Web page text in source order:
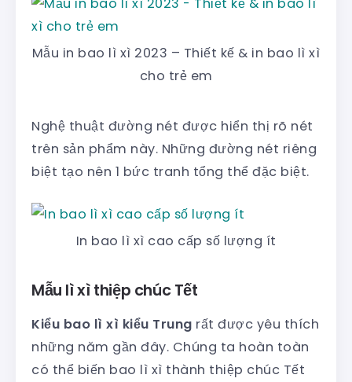
Mẫu in bao lì xì 2023 – Thiết kế & in bao lì xì
cho trẻ em
Nghệ thuật đường nét được hiển thị rõ nét
trên sản phẩm này. Những đường nét riêng
biệt tạo nên 1 bức tranh tổng thể đặc biệt.
In bao lì xì cao cấp số lượng ít
Mẫu lì xì thiệp chúc Tết
Kiểu bao lì xì kiểu Trung rất được yêu thích
những năm gần đây. Chúng ta hoàn toàn
có thể biến bao lì xì thành thiệp chúc Tết